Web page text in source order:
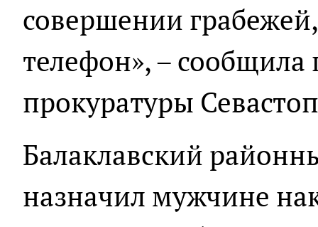
совершении
телефон», – сообщила
прокуратуры
Балаклавский
назначил мужчине